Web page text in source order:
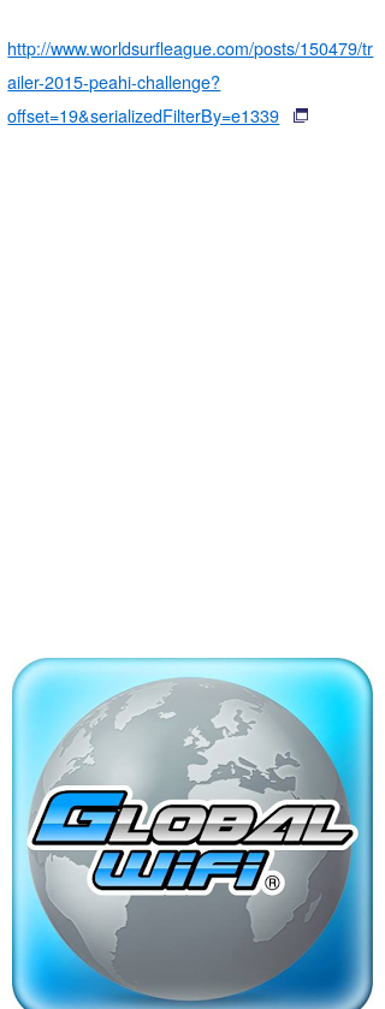
http://www.worldsurfleague.com/posts/150479/tr
ailer-2015-peahi-challenge?
offset=19&serializedFilterBy=e1339